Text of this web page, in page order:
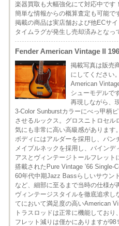
楽器買取も大幅強化にて対応中で
簡単な情報からの概算査定も可能
掲載の商品は実店舗および他ECサ
タイムラグが発生し売却済みとな
Fender American Vintage II
掲載写真は販売
にしてください
American
シューモデルで
再現しながら、
3-Color Sunburstカラーにべっ甲柄
させるルックス。グロスニトロセ
気にも非常に高い高級感があります
ボディにはアルダーを採用し、パン
メイプルネックを採用し、バイン
アスとヴィンテージトールフレッ
搭載されたPure Vintage ’66
60年代中期Jazz Bassらしいサウン
など、細部に至るまで当時の仕様が
ヴィンテージスタイルを徹底追求
てにおいて満足度の高いAmerican
トラスロッドは正常に機能してお
フレット減りは僅かにありますが